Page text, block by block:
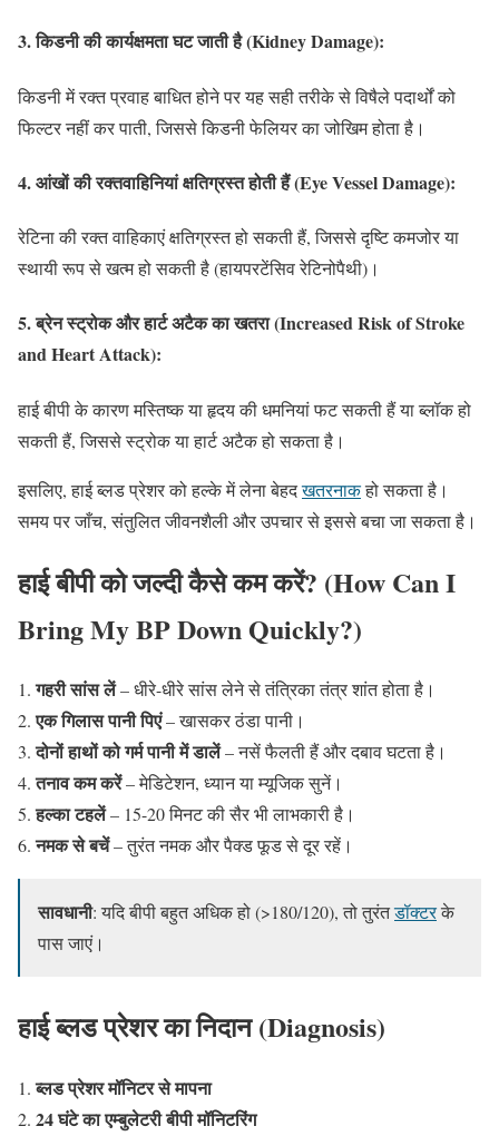
3.किडनी की कार्यक्षमता घट जाती है (Kidney Damage):
किडनी में रक्त प्रवाह बाधित होने पर यह सही तरीके से विषैले पदार्थों को
फिल्टर नहीं कर पाती, जिससे किडनी फेलियर का जोखिम होता है।
4.आंखों की रक्तवाहिनियां क्षतिग्रस्त होती हैं (Eye Vessel Damage):
रेटिना की रक्त वाहिकाएं क्षतिग्रस्त हो सकती हैं, जिससे दृष्टि कमजोर या
स्थायी रूप से खत्म हो सकती है (हायपरटेंसिव रेटिनोपैथी)।
5.ब्रेन स्ट्रोक और हार्ट अटैक का खतरा (Increased Risk of Stroke
and Heart Attack):
हाई बीपी के कारण मस्तिष्क या हृदय की धमनियां फट सकती हैं या ब्लॉक हो
सकती हैं, जिससे स्ट्रोक या हार्ट अटैक हो सकता है।
इसलिए, हाई ब्लड प्रेशर को हल्के में लेना बेहदखतरनाकहो सकता है।
समय पर जाँच, संतुलित जीवनशैली और उपचार से इससे बचा जा सकता है।
हाई बीपी को जल्दी कैसे कम करें? (How Can I
Bring My BP Down Quickly?)
गहरी सांस लें– धीरे-धीरे सांस लेने से तंत्रिका तंत्र शांत होता है।
एक गिलास पानी पिएं– खासकर ठंडा पानी।
दोनों हाथों को गर्म पानी में डालें– नसें फैलती हैं और दबाव घटता है।
तनाव कम करें– मेडिटेशन, ध्यान या म्यूजिक सुनें।
हल्का टहलें– 15-20 मिनट की सैर भी लाभकारी है।
नमक से बचें– तुरंत नमक और पैक्ड फूड से दूर रहें।
सावधानी: यदि बीपी बहुत अधिक हो (>180/120), तो तुरंतडॉक्टरके
पास जाएं।
हाई ब्लड प्रेशर का निदान (Diagnosis)
ब्लड प्रेशर मॉनिटर से मापना
24 घंटे का एम्बुलेटरी बीपी मॉनिटरिंग